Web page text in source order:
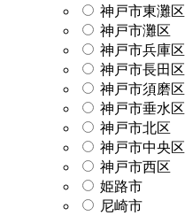
神戸市東灘区
神戸市灘区
神戸市兵庫区
神戸市長田区
神戸市須磨区
神戸市垂水区
神戸市北区
神戸市中央区
神戸市西区
姫路市
尼崎市